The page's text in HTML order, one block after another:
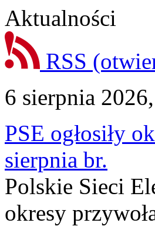
Aktualności
RSS
6 sierpnia
PSE ogłosiły
sierpnia br.
Polskie Sieci
okresy